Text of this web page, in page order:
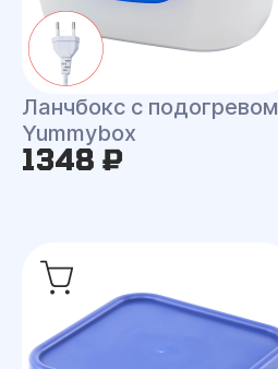
Ланчбокс с подогревом
Yummybox
1348 ₽